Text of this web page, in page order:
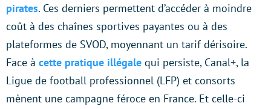
pirates. Ces derniers permettent d’accéder à moindre
coût à des chaînes sportives payantes ou à des
plateformes de SVOD, moyennant un tarif dérisoire.
Face à cette pratique illégale qui persiste, Canal+, la
Ligue de football professionnel (LFP) et consorts
mènent une campagne féroce en France. Et celle-ci